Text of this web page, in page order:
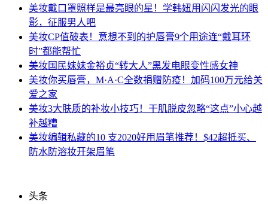
美妆戴口罩照样是最亮眼的星！学韩妞用闪闪发光的眼
影，征服男人吧
美妆CP值破表！意想不到的护唇膏9个用途连“戴耳环
时”都能帮忙
美妆国民妹妹金裕贞“转大人”黑发电眼变性感女神
美妆你买唇膏，M·A·C全数捐赠防疫！加码100万元给关
爱之家
美妆3大肤质的补妆小技巧！干肌脱皮忽略“这点”小心越
补越糟
美妆编辑私藏的10 支2020好用眉笔推荐！$42超抵买、
防水防溶妆开架眉笔
头条